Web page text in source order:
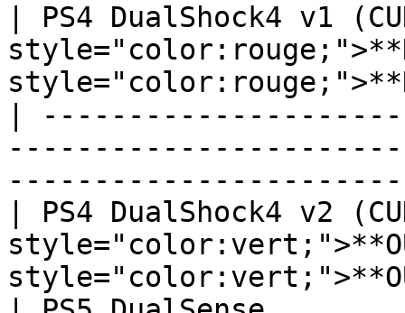
| PS4 DualShock4 v1
|
| PS4 DualShock4 v2